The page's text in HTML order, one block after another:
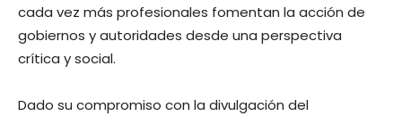
cada vez más profesionales fomentan la acción de
gobiernos y autoridades desde una perspectiva
crítica y social.
Dado su compromiso con la divulgación del